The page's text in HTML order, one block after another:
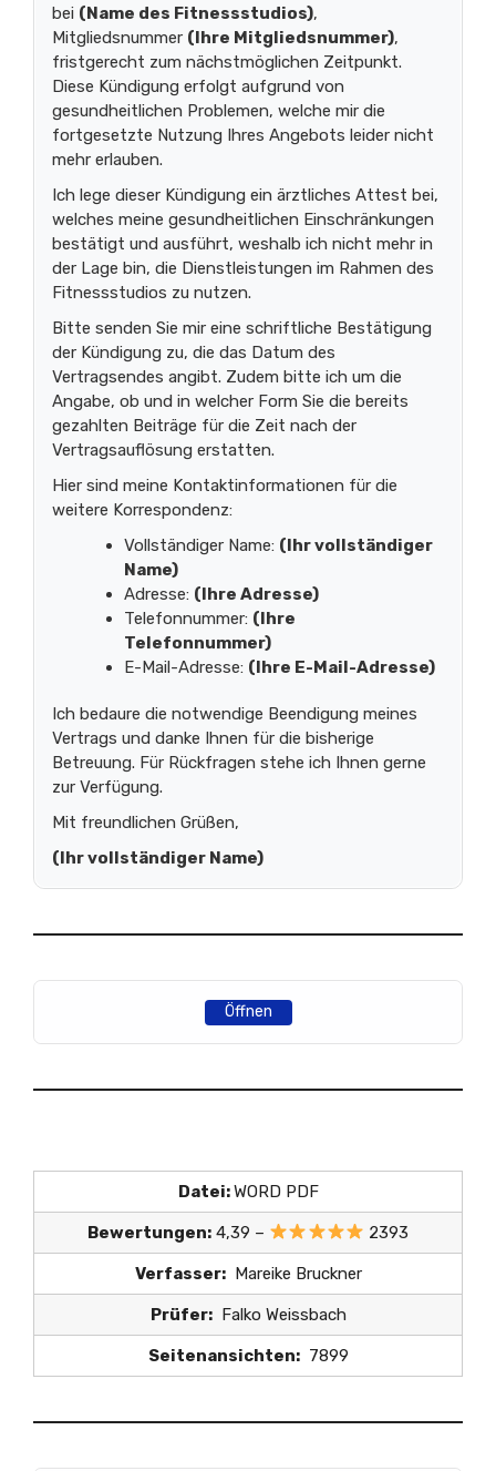
bei (Name des Fitnessstudios),
Mitgliedsnummer (Ihre Mitgliedsnummer),
fristgerecht zum nächstmöglichen Zeitpunkt.
Diese Kündigung erfolgt aufgrund von
gesundheitlichen Problemen, welche mir die
fortgesetzte Nutzung Ihres Angebots leider nicht
mehr erlauben.
Ich lege dieser Kündigung ein ärztliches Attest bei,
welches meine gesundheitlichen Einschränkungen
bestätigt und ausführt, weshalb ich nicht mehr in
der Lage bin, die Dienstleistungen im Rahmen des
Fitnessstudios zu nutzen.
Bitte senden Sie mir eine schriftliche Bestätigung
der Kündigung zu, die das Datum des
Vertragsendes angibt. Zudem bitte ich um die
Angabe, ob und in welcher Form Sie die bereits
gezahlten Beiträge für die Zeit nach der
Vertragsauflösung erstatten.
Hier sind meine Kontaktinformationen für die
weitere Korrespondenz:
Vollständiger Name: (Ihr vollständiger
Name)
Adresse: (Ihre Adresse)
Telefonnummer: (Ihre
Telefonnummer)
E-Mail-Adresse: (Ihre E-Mail-Adresse)
Ich bedaure die notwendige Beendigung meines
Vertrags und danke Ihnen für die bisherige
Betreuung. Für Rückfragen stehe ich Ihnen gerne
zur Verfügung.
Mit freundlichen Grüßen,
(Ihr vollständiger Name)
Öffnen
Datei:WORD PDF
Bewertungen: 4,39 – 2393
Verfasser:Mareike Bruckner
Prüfer:Falko Weissbach
Seitenansichten:7899